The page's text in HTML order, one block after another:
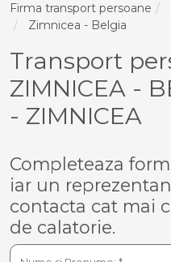
Firma transport persoane
Zimnicea - Belgia
Transport
ZIMNICEA -
- ZIMNICEA
Completeaza
iar un
contacta cat mai
de calatorie.